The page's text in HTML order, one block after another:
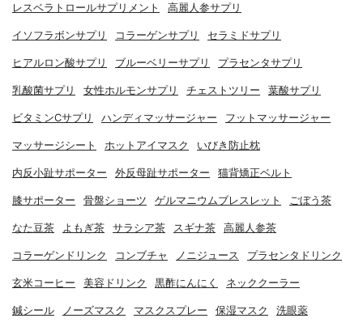
レスベラトロールサプリメント 高麗人参サプリ
イソフラボンサプリ コラーゲンサプリ セラミドサプリ
ヒアルロン酸サプリ ブルーベリーサプリ プラセンタサプリ
乳酸菌サプリ 女性ホルモンサプリ チェストツリー 葉酸サプリ
ビタミンCサプリ ハンディマッサージャー フットマッサージャー
マッサージシート ホットアイマスク いびき防止枕
内反小趾サポーター 外反母趾サポーター 猫背矯正ベルト
膝サポーター 骨盤ショーツ ゲルマニウムブレスレット ごぼう茶
なた豆茶 よもぎ茶 サラシア茶 スギナ茶 高麗人参茶
コラーゲンドリンク コンブチャ ノニジュース プラセンタドリンク
玄米コーヒー 美容ドリンク 黒酢にんにく ネッククーラー
鍼シール ノーズマスク マスクスプレー 保湿マスク 洗眼薬